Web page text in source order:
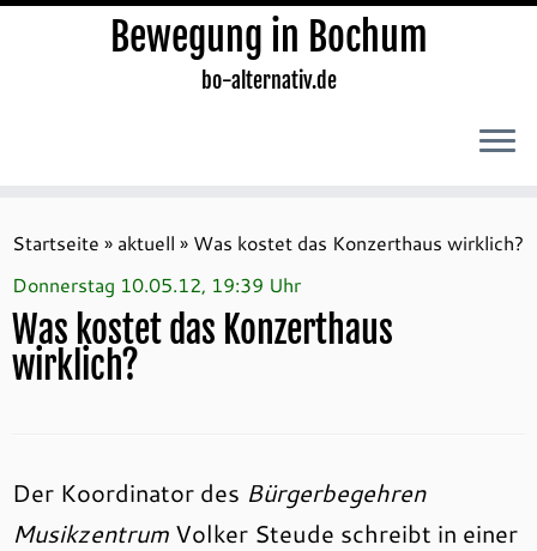
Inhalt
springen
Bewegung in Bochum
bo-alternativ.de
Startseite » aktuell » Was kostet das Konzerthaus wirklich?
Donnerstag 10.05.12, 19:39 Uhr
Was kostet das Konzerthaus
wirklich?
Der Koordinator des Bürgerbegehren
Musikzentrum Volker Steude schreibt in einer